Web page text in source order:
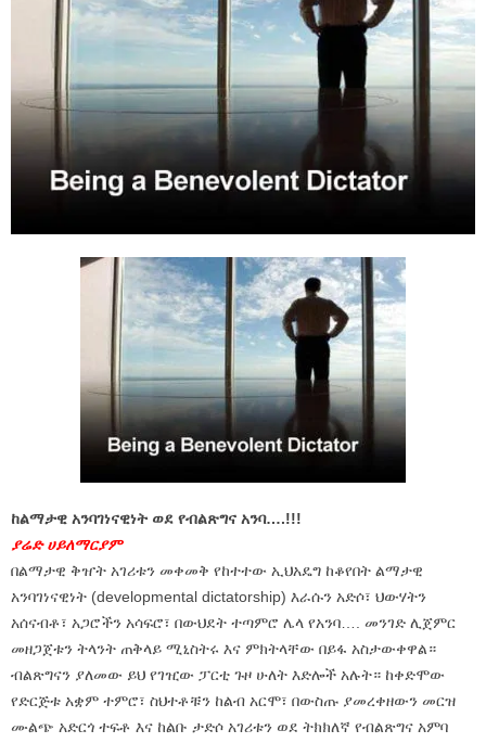
ከልማታዊ አንባገነናዊነት ወደ የብልጽግና አንባ….!!!
ያሬድ ሀይለማርያም
በልማታዊ ቅዠት አገሪቱን መቀመቅ የከተተው ኢህአዴግ ከቆየበት ልማታዊ
አንባገነናዊነት (developmental dictatorship) እራሱን አድሶ፣ ህውሃትን
አሰናብቶ፣ አጋሮችን አሳፍሮ፣ በውህደት ተጣምሮ ሌላ የአንባ…. መንገድ ሊጀምር
መዘጋጀቱን ትላንት ጠቅላይ ሚኒስትሩ እና ምክትላቸው በይፋ አስታውቀዋል።
ብልጽግናን ያለመው ይህ የገዢው ፓርቲ ጉዞ ሁለት እድሎች አሉት። ከቀድሞው
የድርጅቱ አቋም ተምሮ፣ ስህተቶቹን ከልብ አርሞ፣ በውስጡ ያመረቀዘውን መርዝ
ሙልጭ አድርጎ ተፍቶ እና ከልቡ ታድሶ አገሪቱን ወደ ትክክለኛ የብልጽግና አምባ